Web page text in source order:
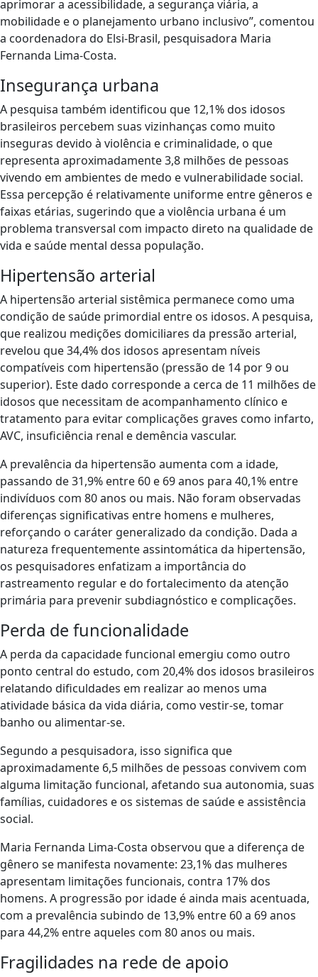
aprimorar a acessibilidade, a segurança viária, a
mobilidade e o planejamento urbano inclusivo”, comentou
a coordenadora do Elsi-Brasil, pesquisadora Maria
Fernanda Lima-Costa.
Insegurança urbana
A pesquisa também identificou que 12,1% dos idosos
brasileiros percebem suas vizinhanças como muito
inseguras devido à violência e criminalidade, o que
representa aproximadamente 3,8 milhões de pessoas
vivendo em ambientes de medo e vulnerabilidade social.
Essa percepção é relativamente uniforme entre gêneros e
faixas etárias, sugerindo que a violência urbana é um
problema transversal com impacto direto na qualidade de
vida e saúde mental dessa população.
Hipertensão arterial
A hipertensão arterial sistêmica permanece como uma
condição de saúde primordial entre os idosos. A pesquisa,
que realizou medições domiciliares da pressão arterial,
revelou que 34,4% dos idosos apresentam níveis
compatíveis com hipertensão (pressão de 14 por 9 ou
superior). Este dado corresponde a cerca de 11 milhões de
idosos que necessitam de acompanhamento clínico e
tratamento para evitar complicações graves como infarto,
AVC, insuficiência renal e demência vascular.
A prevalência da hipertensão aumenta com a idade,
passando de 31,9% entre 60 e 69 anos para 40,1% entre
indivíduos com 80 anos ou mais. Não foram observadas
diferenças significativas entre homens e mulheres,
reforçando o caráter generalizado da condição. Dada a
natureza frequentemente assintomática da hipertensão,
os pesquisadores enfatizam a importância do
rastreamento regular e do fortalecimento da atenção
primária para prevenir subdiagnóstico e complicações.
Perda de funcionalidade
A perda da capacidade funcional emergiu como outro
ponto central do estudo, com 20,4% dos idosos brasileiros
relatando dificuldades em realizar ao menos uma
atividade básica da vida diária, como vestir-se, tomar
banho ou alimentar-se.
Segundo a pesquisadora, isso significa que
aproximadamente 6,5 milhões de pessoas convivem com
alguma limitação funcional, afetando sua autonomia, suas
famílias, cuidadores e os sistemas de saúde e assistência
social.
Maria Fernanda Lima-Costa observou que a diferença de
gênero se manifesta novamente: 23,1% das mulheres
apresentam limitações funcionais, contra 17% dos
homens. A progressão por idade é ainda mais acentuada,
com a prevalência subindo de 13,9% entre 60 a 69 anos
para 44,2% entre aqueles com 80 anos ou mais.
Fragilidades na rede de apoio